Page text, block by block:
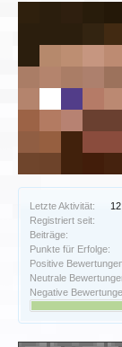
Letzte Aktivität:
Registriert seit:
Beiträge:
Punkte für Erfolge:
Positive
Neutrale
Negative